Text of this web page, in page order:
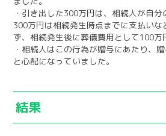
・引き出した300万円は、相続人が自分
300万円は相続発生時点までに支払いな
ず、相続発生後に葬儀費用として100万
・相続人はこの行為が贈与にあたり、
と心配になっていました。
結果